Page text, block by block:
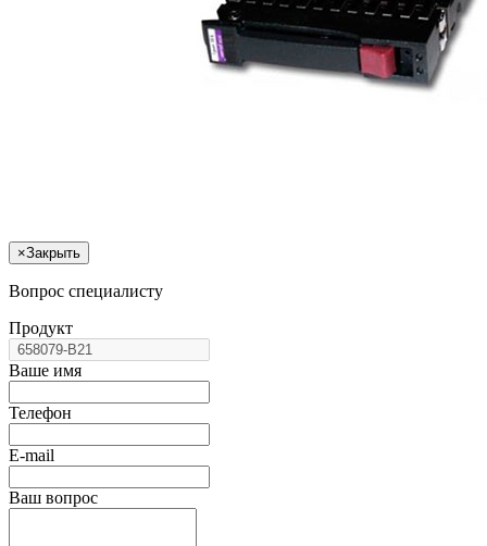
×Закрыть
Вопрос специалисту
Продукт
Ваше имя
Телефон
E-mail
Ваш вопрос